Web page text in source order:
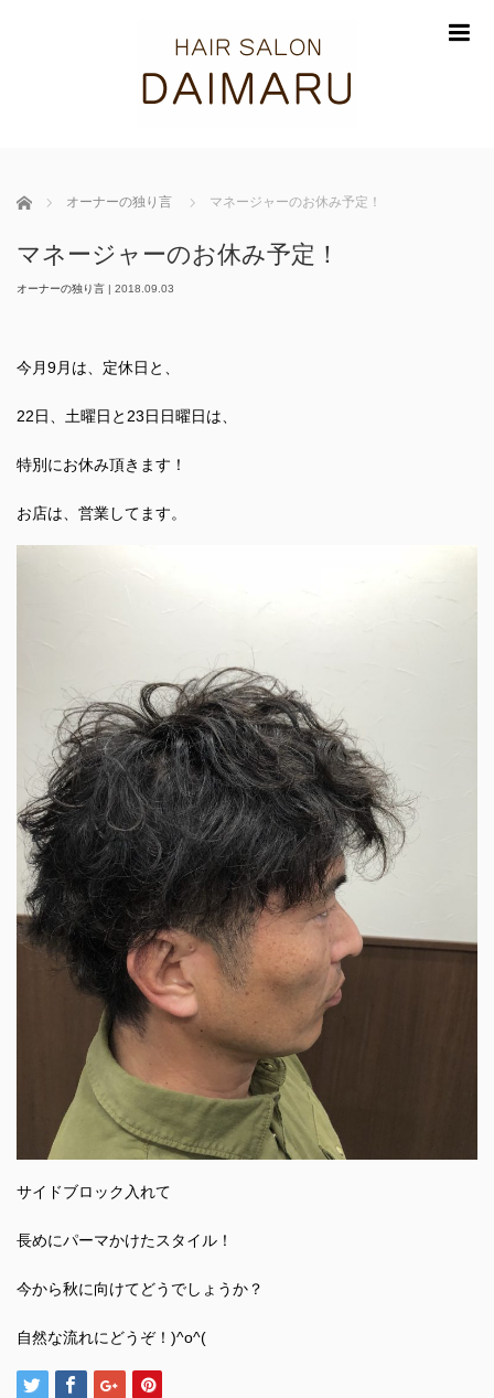
ホーム オーナーの独り言 マネージャーのお休み予定！
マネージャーのお休み予定！
オーナーの独り言 | 2018.09.03
今月9月は、定休日と、
22日、土曜日と23日日曜日は、
特別にお休み頂きます！
お店は、営業してます。
サイドブロック入れて
長めにパーマかけたスタイル！
今から秋に向けてどうでしょうか？
自然な流れにどうぞ！)^o^(